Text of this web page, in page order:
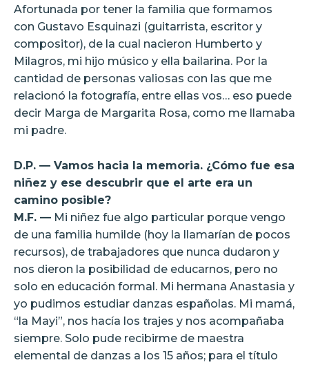
Afortunada por tener la familia que formamos
con Gustavo Esquinazi (guitarrista, escritor y
compositor), de la cual nacieron Humberto y
Milagros, mi hijo músico y ella bailarina. Por la
cantidad de personas valiosas con las que me
relacionó la fotografía, entre ellas vos… eso puede
decir Marga de Margarita Rosa, como me llamaba
mi padre.
D.P. — Vamos hacia la memoria. ¿Cómo fue esa
niñez y ese descubrir que el arte era un
camino posible?
M.F. — Mi niñez fue algo particular porque vengo
de una familia humilde (hoy la llamarían de pocos
recursos), de trabajadores que nunca dudaron y
nos dieron la posibilidad de educarnos, pero no
solo en educación formal. Mi hermana Anastasia y
yo pudimos estudiar danzas españolas. Mi mamá,
“la Mayi”, nos hacía los trajes y nos acompañaba
siempre. Solo pude recibirme de maestra
elemental de danzas a los 15 años; para el título